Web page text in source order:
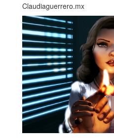
Claudiaguerrero.mx